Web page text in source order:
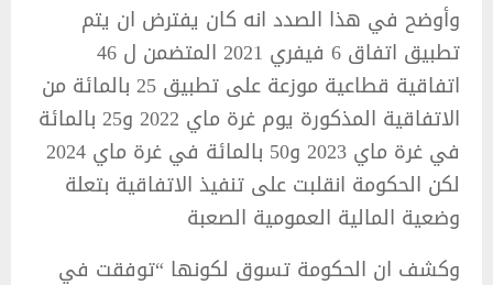
وأوضح في هذا الصدد انه كان يفترض ان يتم
تطبيق اتفاق 6 فيفري 2021 المتضمن ل 46
اتفاقية قطاعية موزعة على تطبيق 25 بالمائة من
الاتفاقية المذكورة يوم غرة ماي 2022 و25 بالمائة
في غرة ماي 2023 و50 بالمائة في غرة ماي 2024
لكن الحكومة انقلبت على تنفيذ الاتفاقية بتعلة
وضعية المالية العمومية الصعبة
وكشف ان الحكومة تسوق لكونها “توفقت في